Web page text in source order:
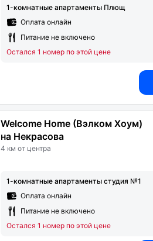
1-комнатные апартаменты Плющ
Оплата онлайн
Питание не включено
Остался 1 номер по этой цене
Welcome Home (Вэлком Хоум)
на Некрасова
4 км от центра
1-комнатные апартаменты студия №1
Оплата онлайн
Питание не включено
Остался 1 номер по этой цене